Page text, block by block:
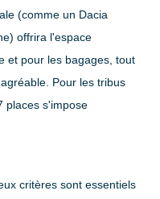
(comme un Dacia
offrira l'espace
et pour les bagages, tout
Pour les tribus
places s'impose
critères sont essentiels